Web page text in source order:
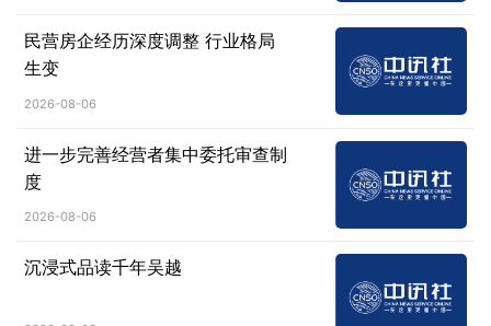
民营房企经历深度调整 行业格局
生变
2026-08-06
进一步完善经营者集中委托审查制
度
2026-08-06
沉浸式品读千年吴越